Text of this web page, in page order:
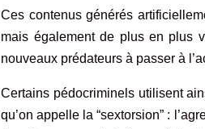
Ces contenus générés
mais également de plus en plus
nouveaux prédateurs à passer à
Certains pédocriminels utilisent
qu’on appelle la “sextorsion” :